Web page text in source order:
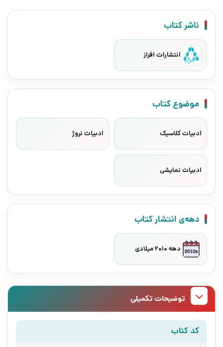
ناشر کتاب
انتشارات افراز
موضوع کتاب
ادبیات کلاسیک ادبیات نروژ
ادبیات نمایشی
دهه‌ی انتشار کتاب
دهه 2010 میلادی
توضیحات تکمیلی
کد کتاب